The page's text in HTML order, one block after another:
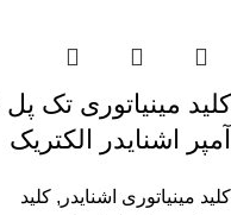
آمپر اشنایدر الکتریک
کلید مينياتوری اشنایدر , کلید